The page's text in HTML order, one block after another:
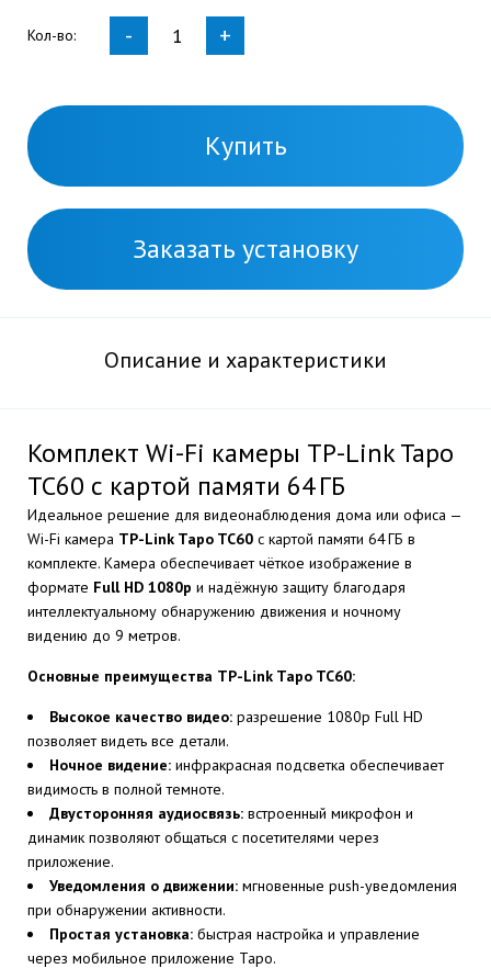
Кол-во: - +
Купить
Заказать установку
Описание и характеристики
Комплект Wi-Fi камеры TP-Link Tapo
TC60 с картой памяти 64 ГБ
Идеальное решение для видеонаблюдения дома или офиса —
Wi-Fi камера TP-Link Tapo TC60 с картой памяти 64 ГБ в
комплекте. Камера обеспечивает чёткое изображение в
формате Full HD 1080p и надёжную защиту благодаря
интеллектуальному обнаружению движения и ночному
видению до 9 метров.
Основные преимущества TP-Link Tapo TC60:
Высокое качество видео: разрешение 1080p Full HD
позволяет видеть все детали.
Ночное видение: инфракрасная подсветка обеспечивает
видимость в полной темноте.
Двусторонняя аудиосвязь: встроенный микрофон и
динамик позволяют общаться с посетителями через
приложение.
Уведомления о движении: мгновенные push-уведомления
при обнаружении активности.
Простая установка: быстрая настройка и управление
через мобильное приложение Tapo.